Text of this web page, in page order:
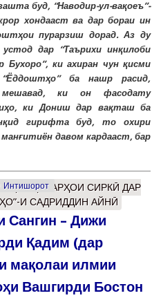
буд, “Наводир-ул-вақоеъ”-
хондааст ва дар бораи ин
пурарзиш дорад. Аз ду
дар “Таърихи инқилоби
Бухоро”, ки ахиран чун қисми
ба нашр расид,
ки он фасодату
ки Дониш дар вақташ ба
гирифта буд, то охири
давом кардааст, бар
Интишорот
о ҲУНАРҲОИ СИРКӢ ДАР
И САДРИДДИН АЙНӢ
Сангин – Дижи
Қадим (дар
мақолаи илмии
Вашгирди Бостон